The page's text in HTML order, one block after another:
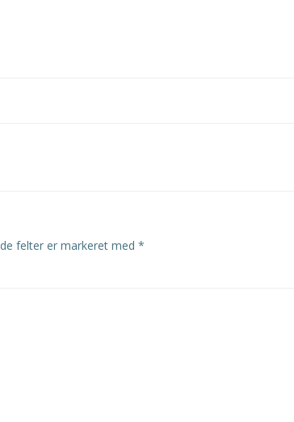
felter er markeret med *